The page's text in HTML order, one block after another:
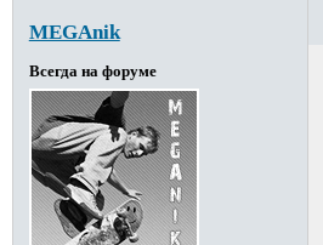
MEGAnik
Всегда на форуме